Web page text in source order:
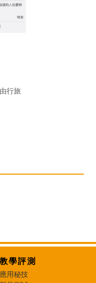
行旅
教學評測
應用秘技